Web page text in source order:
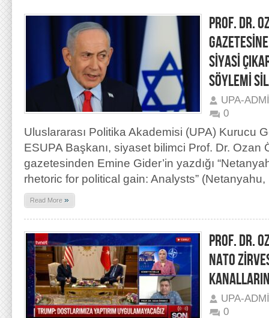
PROF. DR.
SİYASİ
SÖYLEMİ
UPA-
0
Uluslararası Politika Akademisi (UPA) Kurucu
ESUPA Başkanı, siyaset bilimci Prof. Dr. Ozan
gazetesinden Emine Gider’in yazdığı
rhetoric for political gain: Analysts” (Netanyahu,
Read More »
PROF. DR.
NATO
UPA-
0